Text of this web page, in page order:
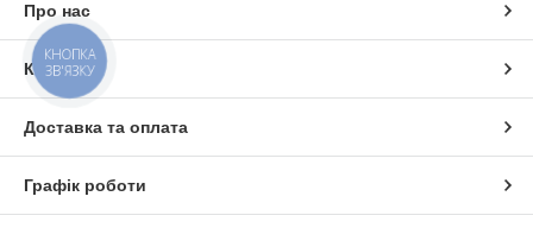
Про нас
Контакти
Доставка та оплата
Графік роботи
КНОПКА
ЗВ'ЯЗКУ